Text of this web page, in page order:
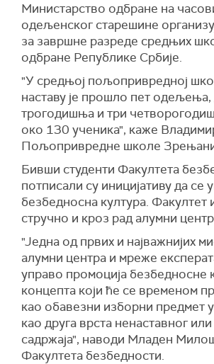
Министарство одбране на
одељенског старешине
за завршне разреде средњих
одбране Републике Србије.
"У средњој пољопривредној
наставу је прошло пет одељења,
трогодишња и три
око 130 ученика", каже
Пољопривредне школе
Бивши студенти Факултета
потписали су иницијативу да се
безбедносна култура. Факултет
стручно и кроз рад алумни
"Једна од првих и најважнијих
алумни центра и мреже
управо промоција безбедносне
концепта који ће се временом
као обавезни изборни предмет
као друга врста ненаставног
садржаја", наводи Младен
Факултета безбедности.